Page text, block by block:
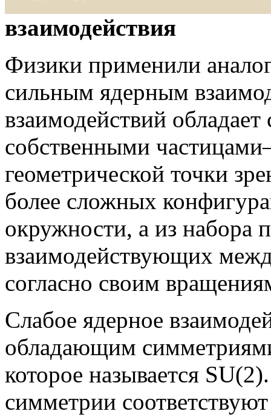
взаимодействия
Физики применили
сильным ядерным
взаимодействий
собственными
геометрической точки
более сложных
окружности, а из набора
взаимодействующих
согласно своим
Слабое ядерное
обладающим
которое называется
симметрии